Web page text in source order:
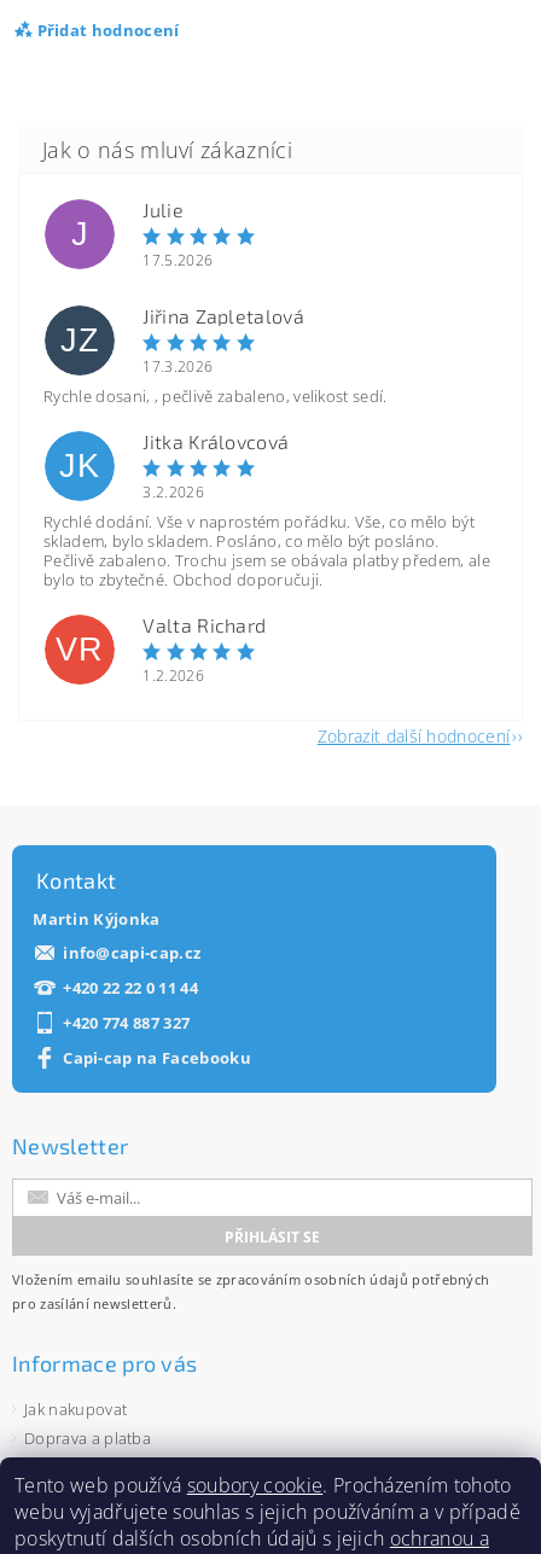
Přidat hodnocení
J
Julie
17.5.2026
JZ
Jiřina Zapletalová
17.3.2026
Rychle dosani, , pečlivě zabaleno, velikost sedí.
JK
Jitka Královcová
3.2.2026
Rychlé dodání. Vše v naprostém pořádku. Vše, co mělo být
skladem, bylo skladem. Posláno, co mělo být posláno.
Pečlivě zabaleno. Trochu jsem se obávala platby předem, ale
bylo to zbytečné. Obchod doporučuji.
VR
Valta Richard
1.2.2026
Zobrazit další hodnocení
Kontakt
Martin Kýjonka
info@capi-cap.cz
+420 22 22 0 11 44
+420 774 887 327
Capi-cap na Facebooku
Newsletter
Vložením emailu souhlasíte se zpracováním osobních údajů potřebných
pro zasílání newsletterů.
Informace pro vás
Jak nakupovat
Doprava a platba
Ochrana osobních údajů
Velkoobchod
Tento web používá soubory cookie. Procházením tohoto
webu vyjadřujete souhlas s jejich používáním a v případě
poskytnutí dalších osobních údajů s jejich ochranou a